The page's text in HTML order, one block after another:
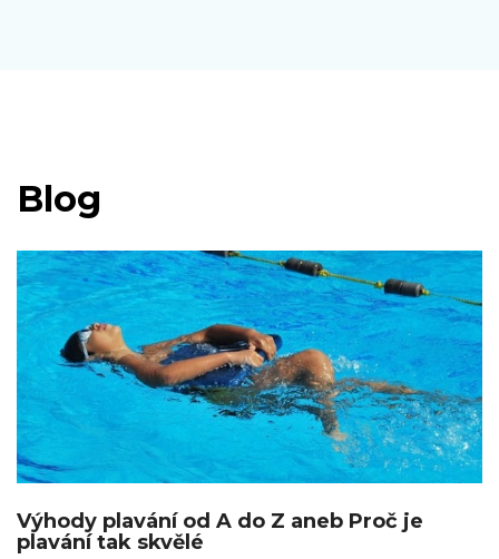
Blog
Výhody plavání od A do Z aneb Proč je
plavání tak skvělé